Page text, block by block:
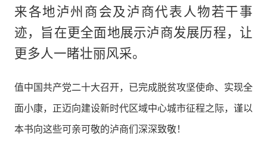
来各地泸州商会及泸商代表人物若干事
迹，旨在更全面地展示泸商发展历程，让
更多人一睹壮丽风采。
值中国共产党二十大召开，已完成脱贫攻坚使命、实现全
面小康，正迈向建设新时代区域中心城市征程之际，谨以
本书向这些可亲可敬的泸商们深深致敬！